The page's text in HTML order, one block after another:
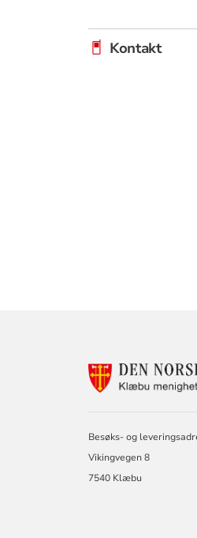
Kontakt
Besøks- og
Vikingvegen 8
7540 Klæbu